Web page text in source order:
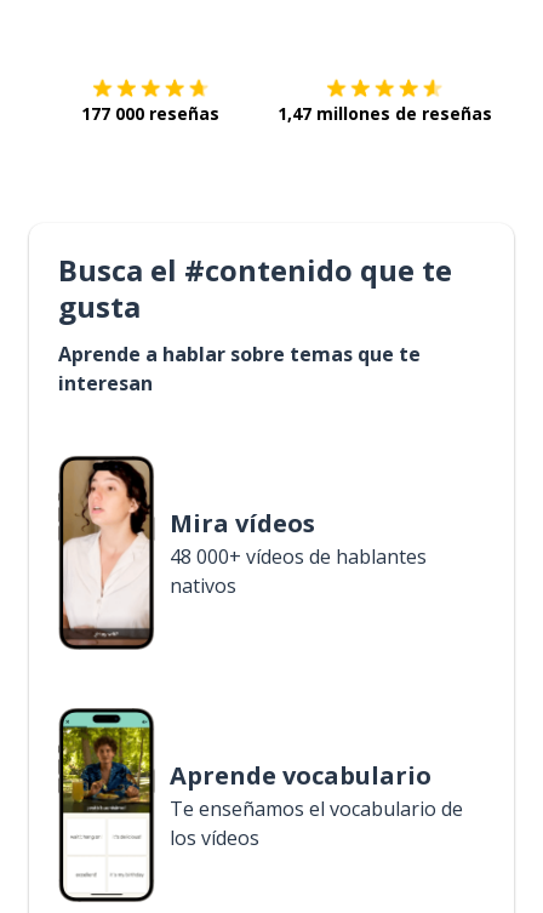
177 000 reseñas 1,47 millones de reseñas
Busca el #contenido que te
gusta
Aprende a hablar sobre temas que te
interesan
Mira vídeos
48 000+ vídeos de hablantes
nativos
Aprende vocabulario
Te enseñamos el vocabulario de
los vídeos